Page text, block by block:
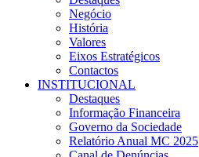
Negócio
História
Valores
Eixos Estratégicos
Contactos
INSTITUCIONAL
Destaques
Informação Financeira
Governo da Sociedade
Relatório Anual MC 2025